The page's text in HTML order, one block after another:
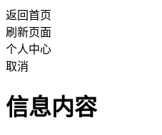
返回首页
刷新页面
个人中心
取消
信息内容